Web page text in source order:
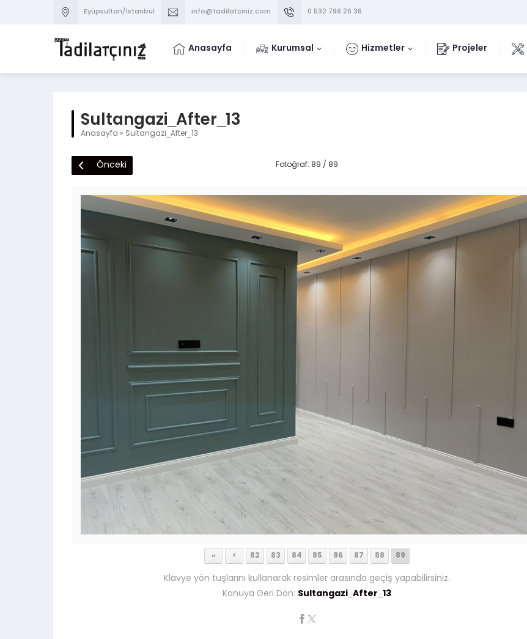
Eyüpsultan/İstanbul info@tadilatciniz.com 0 532 796 26 36
Anasayfa Kurumsal Hizmetler Projeler
Sultangazi_After_13
Anasayfa » Sultangazi_After_13
Önceki Fotoğraf: 89 / 89
« < 82 83 84 85 86 87 88 89
Klavye yön tuşlarını kullanarak resimler arasında geçiş yapabilirsiniz.
Konuya Geri Dön: Sultangazi_After_13